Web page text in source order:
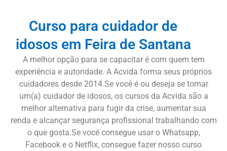
Curso para cuidador de
idosos em Feira de Santana
A melhor opção para se capacitar é com quem tem
experiência e autoridade. A Acvida forma seus próprios
cuidadores desde 2014.Se você é ou deseja se tornar
um(a) cuidador de idosos, os cursos da Acvida são a
melhor alternativa para fugir da crise, aumentar sua
renda e alcançar segurança profissional trabalhando com
o que gosta.Se você consegue usar o Whatsapp,
Facebook e o Netflix, consegue fazer nosso curso